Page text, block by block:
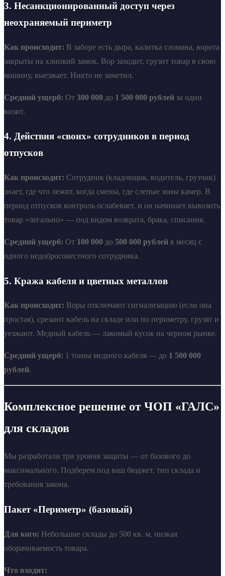
3. Несанкционированный доступ через
неохраняемый периметр
Как происходит: В заборе есть дыра, калитка сломана, ворота
закрыты на хлипкий замок. Вор заходит, грузит товар в свою
машину, выезжает. Никто не заметил.
Средний ущерб: От 300 000 до 1 500 000 рублей за один
визит.
4. Действия «своих» сотрудников в период
отпусков
Как происходит: Сотрудник (кладовщик, водитель, грузчик)
знает, где что лежит, когда смены, где слепые зоны камер. В
период отпусков контроль ослабевает, и он начинает вывозить
товар «легально» — под видом возврата, брака, списания.
Средний ущерб: От 100 000 до 500 000 рублей в месяц с
одного недобросовестного сотрудника.
5. Кража кабеля и цветных металлов
Как происходит: Воры отключают сигнализацию (если она
простая), срезают кабель на складе или по периметру, грузят и
уезжают. Медный кабель — лакомый кусок на черном рынке.
Средний ущерб: 1 тонна медного кабеля — до 1 500 000
рублей.
Комплексное решение от ЧОП «ГАЛС»
для складов
Мы разработали три уровня защиты — от базового до
максимального. Подберем под ваш бюджет, тип склада и
требования закона.
Пакет «Периметр» (базовый)
Для кого: Небольшие склады до 500 кв. м, низкая
оборачиваемость товара.
Что входит: